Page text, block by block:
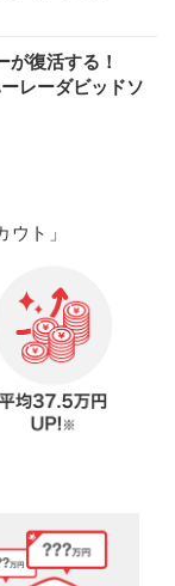
が復活する！
レーダビッドソ
ト」